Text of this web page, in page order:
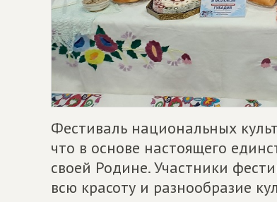
Фестиваль национальных
что в основе настоящего
своей Родине. Участники
всю красоту и разнообразие